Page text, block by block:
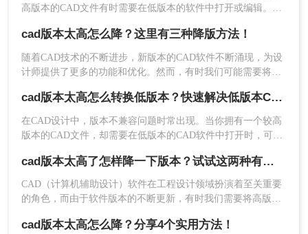
3、文件上传后，设置一下输出格式，选择要转换的
CAD版本，然后点击开始转换。
高版本的CAD文件有时需要在低版本的软件中打开或编辑。这
高怎么转换低版本呢？本文将介绍两种常用的CAD版本转换方
法。
cad版本太高怎么降？这里有三种降版方法！
随着CAD技术的不断进步，新版本的CAD软件不断涌现，为设
计师提供了更多的功能和优化。然而，有时我们可能需要将高
性。那么cad版本太高怎么降呢？本文将介绍三种将高版本CAD
文件降为低版本的方法，帮助您轻松应对版本过高的问题。
cad版本太高怎么转换低版本？快速解决低版本CAD需求的方法！
在CAD设计中，版本不兼容问题时常出现。当你拥有一个较高
版本的CAD文件，却需要在低版本的CAD软件中打开时，可能
心，本文将为你详细介绍几种解决方法，帮助你快速转换CAD
文件为低版本，提高工作效率。
cad版本太高了怎样降一下版本？试试这两种有效的方法！
CAD（计算机辅助设计）软件在工程设计领域扮演着至关重要
的角色，而由于软件版本的不断更新，有时我们需要将高版本
cad版本太高了怎样降一下版本呢？本文将介绍两种将CAD版本
cad版本太高怎么降？分享4个实用方法！